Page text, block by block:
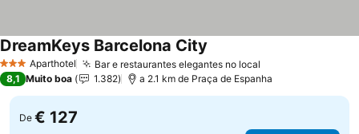
3 EstrelasAparthotel Bar e restaurantes elegantes no local
DreamKeys Barcelona City
8,1 Muito boa 1.382 a 2.1 km de Praça de Espanha
De € 127